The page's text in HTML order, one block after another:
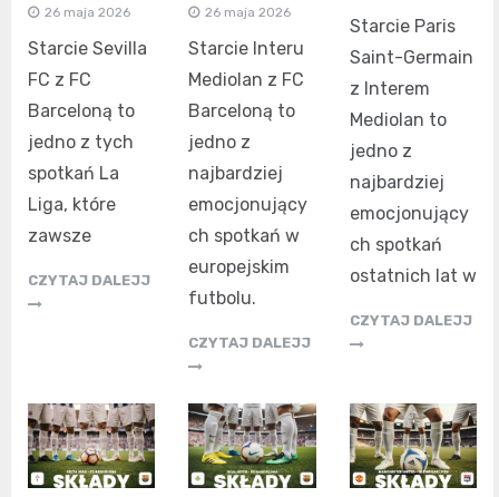
26 maja 2026
Starcie Sevilla
FC z FC
Barceloną to
jedno z tych
spotkań La
Liga, które
zawsze
CZYTAJ DALEJJ
26 maja 2026
Starcie Interu
Mediolan z FC
Barceloną to
jedno z
najbardziej
emocjonujący
ch spotkań w
europejskim
futbolu.
CZYTAJ DALEJJ
Starcie Paris
Saint-Germain
z Interem
Mediolan to
jedno z
najbardziej
emocjonujący
ch spotkań
ostatnich lat w
CZYTAJ DALEJJ